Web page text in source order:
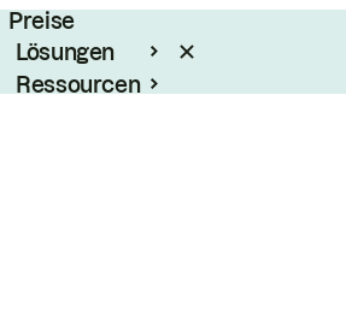
Preise
Lösungen
Ressourcen